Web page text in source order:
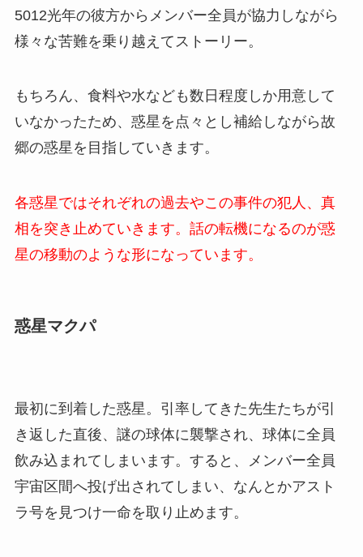
5012光年の彼方からメンバー全員が協力しながら
様々な苦難を乗り越えてストーリー。
もちろん、食料や水なども数日程度しか用意して
いなかったため、惑星を点々とし補給しながら故
郷の惑星を目指していきます。
各惑星ではそれぞれの過去やこの事件の犯人、真
相を突き止めていきます。話の転機になるのが惑
星の移動のような形になっています。
惑星マクパ
最初に到着した惑星。引率してきた先生たちが引
き返した直後、謎の球体に襲撃され、球体に全員
飲み込まれてしまいます。すると、メンバー全員
宇宙区間へ投げ出されてしまい、なんとかアスト
ラ号を見つけ一命を取り止めます。